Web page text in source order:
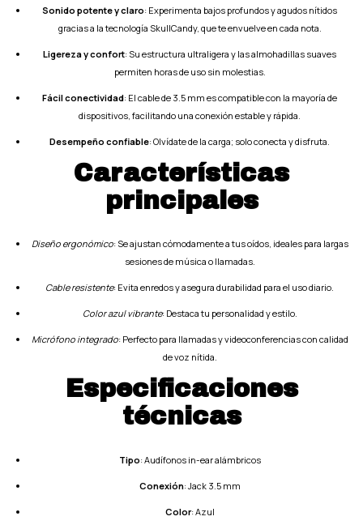
Sonido potente y claro: Experimenta bajos profundos y agudos nítidos
gracias a la tecnología SkullCandy, que te envuelve en cada nota.
Ligereza y confort: Su estructura ultraligera y las almohadillas suaves
permiten horas de uso sin molestias.
Fácil conectividad: El cable de 3.5 mm es compatible con la mayoría de
dispositivos, facilitando una conexión estable y rápida.
Desempeño confiable: Olvídate de la carga; solo conecta y disfruta.
Características
principales
Diseño ergonómico: Se ajustan cómodamente a tus oídos, ideales para largas
sesiones de música o llamadas.
Cable resistente: Evita enredos y asegura durabilidad para el uso diario.
Color azul vibrante: Destaca tu personalidad y estilo.
Micrófono integrado: Perfecto para llamadas y videoconferencias con calidad
de voz nítida.
Especificaciones
técnicas
Tipo: Audífonos in-ear alámbricos
Conexión: Jack 3.5 mm
Color: Azul